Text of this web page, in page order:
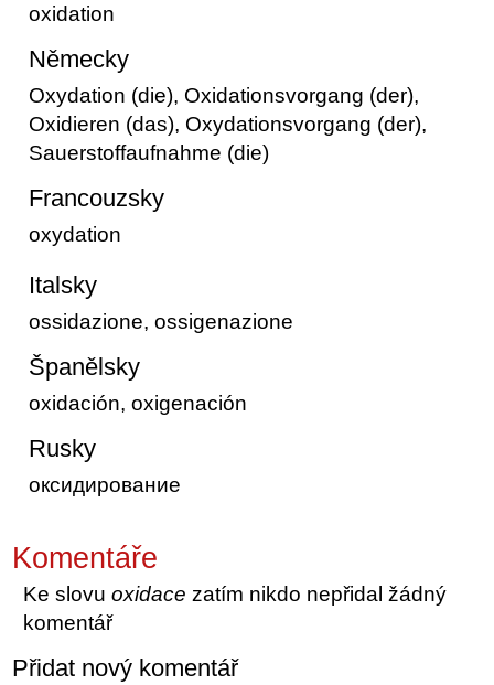
oxidation
Německy
Oxydation (die), Oxidationsvorgang (der),
Oxidieren (das), Oxydationsvorgang (der),
Sauerstoffaufnahme (die)
Francouzsky
oxydation
Italsky
ossidazione, ossigenazione
Španělsky
oxidación, oxigenación
Rusky
оксидирование
Komentáře
Ke slovuoxidace zatím nikdo nepřidal žádný
komentář
Přidat nový komentář